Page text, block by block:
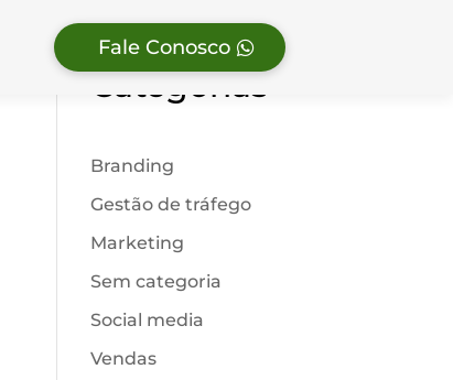
Fale Conosco
Categorias
Branding
Gestão de tráfego
Marketing
Sem categoria
Social media
Vendas